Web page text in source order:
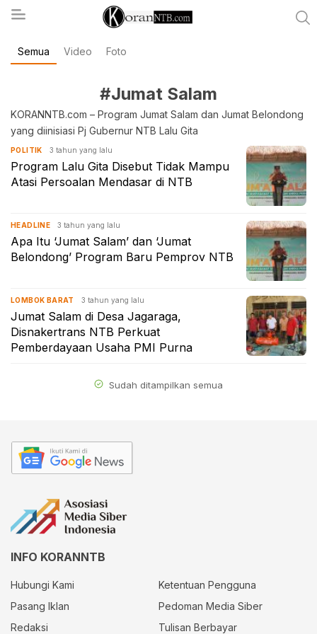
koranntb.com
Semua Video Foto
#Jumat Salam
KORANNTB.com – Program Jumat Salam dan Jumat Belondong
yang diinisiasi Pj Gubernur NTB Lalu Gita
POLITIK 3 tahun yang lalu
Program Lalu Gita Disebut Tidak Mampu
Atasi Persoalan Mendasar di NTB
HEADLINE 3 tahun yang lalu
Apa Itu ‘Jumat Salam’ dan ‘Jumat
Belondong’ Program Baru Pemprov NTB
LOMBOK BARAT 3 tahun yang lalu
Jumat Salam di Desa Jagaraga,
Disnakertrans NTB Perkuat
Pemberdayaan Usaha PMI Purna
Sudah ditampilkan semua
INFO KORANNTB
Hubungi Kami
Ketentuan Pengguna
Pasang Iklan
Pedoman Media Siber
Redaksi
Tulisan Berbayar